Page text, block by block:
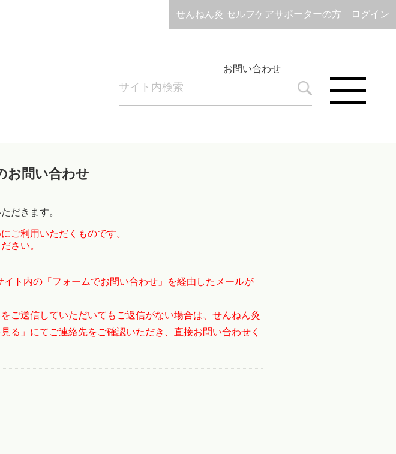
せんねん灸 セルフケアサポーターの方 ログイン
お問い合わせ
お問い合わせ
だきます。
ご利用いただくものです。
さい。
ト内の「フォームでお問い合わせ」を経由したメールが
ご送信していただいてもご返信がない場合は、せんねん灸
る」にてご連絡先をご確認いただき、直接お問い合わせく